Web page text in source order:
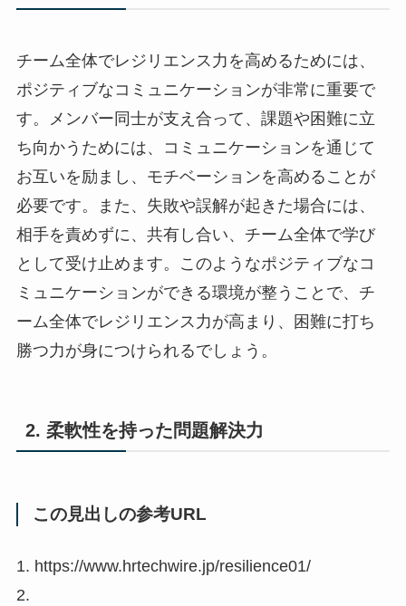
チーム全体でレジリエンス力を高めるためには、
ポジティブなコミュニケーションが非常に重要で
す。メンバー同士が支え合って、課題や困難に立
ち向かうためには、コミュニケーションを通じて
お互いを励まし、モチベーションを高めることが
必要です。また、失敗や誤解が起きた場合には、
相手を責めずに、共有し合い、チーム全体で学び
として受け止めます。このようなポジティブなコ
ミュニケーションができる環境が整うことで、チ
ーム全体でレジリエンス力が高まり、困難に打ち
勝つ力が身につけられるでしょう。
2. 柔軟性を持った問題解決力
この見出しの参考URL
1. https://www.hrtechwire.jp/resilience01/
2.